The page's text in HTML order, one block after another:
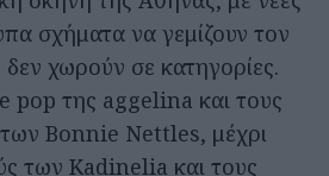
σχήματα να γεμίζουν τον
χωρούν σε κατηγορίες.
της aggelina και τους
Bonnie Nettles, μέχρι
των Kadinelia και τους